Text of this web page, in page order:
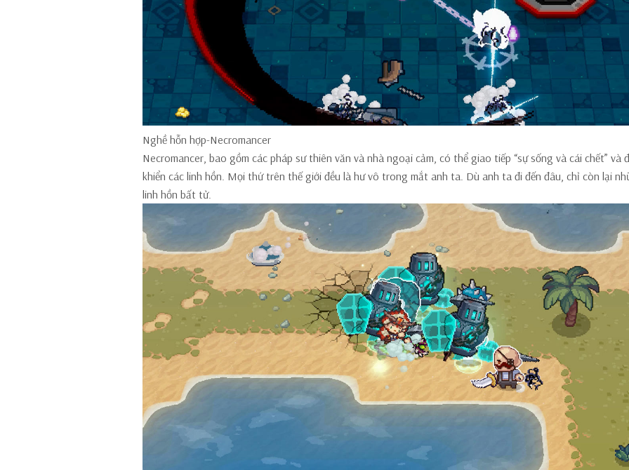
Nghề hỗn hợp-Necromancer
Necromancer, bao gồm các pháp sư thiên văn và nhà ngoại cảm, có thể giao tiếp “sự sống và cái chết” và
khiển các linh hồn. Mọi thứ trên thế giới đều là hư vô trong mắt anh ta. Dù anh ta đi đến đâu, chỉ còn lại
linh hồn bất tử.